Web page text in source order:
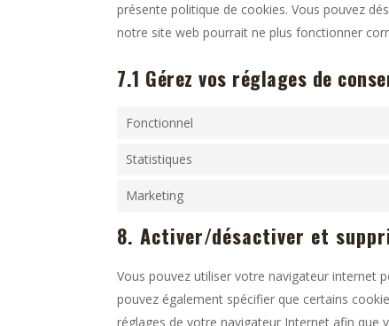
présente politique de cookies. Vous pouvez
notre site web pourrait ne plus fonctionner
7.1 Gérez vos réglages de
Fonctionnel
Statistiques
Marketing
8. Activer/désactiver et
Vous pouvez utiliser votre navigateur internet
pouvez également spécifier que certains
réglages de votre navigateur Internet afin que